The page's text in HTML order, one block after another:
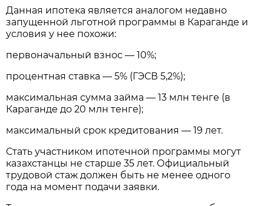
Данная ипотека является аналогом недавно
запущенной льготной программы в Караганде и
условия у нее похожи:
первоначальный взнос — 10%;
процентная ставка — 5% (ГЭСВ 5,2%);
максимальная сумма займа — 13 млн тенге (в
Караганде до 20 млн тенге);
максимальный срок кредитования — 19 лет.
Стать участником ипотечной программы могут
казахстанцы не старше 35 лет. Официальный
трудовой стаж должен быть не менее одного
года на момент подачи заявки.